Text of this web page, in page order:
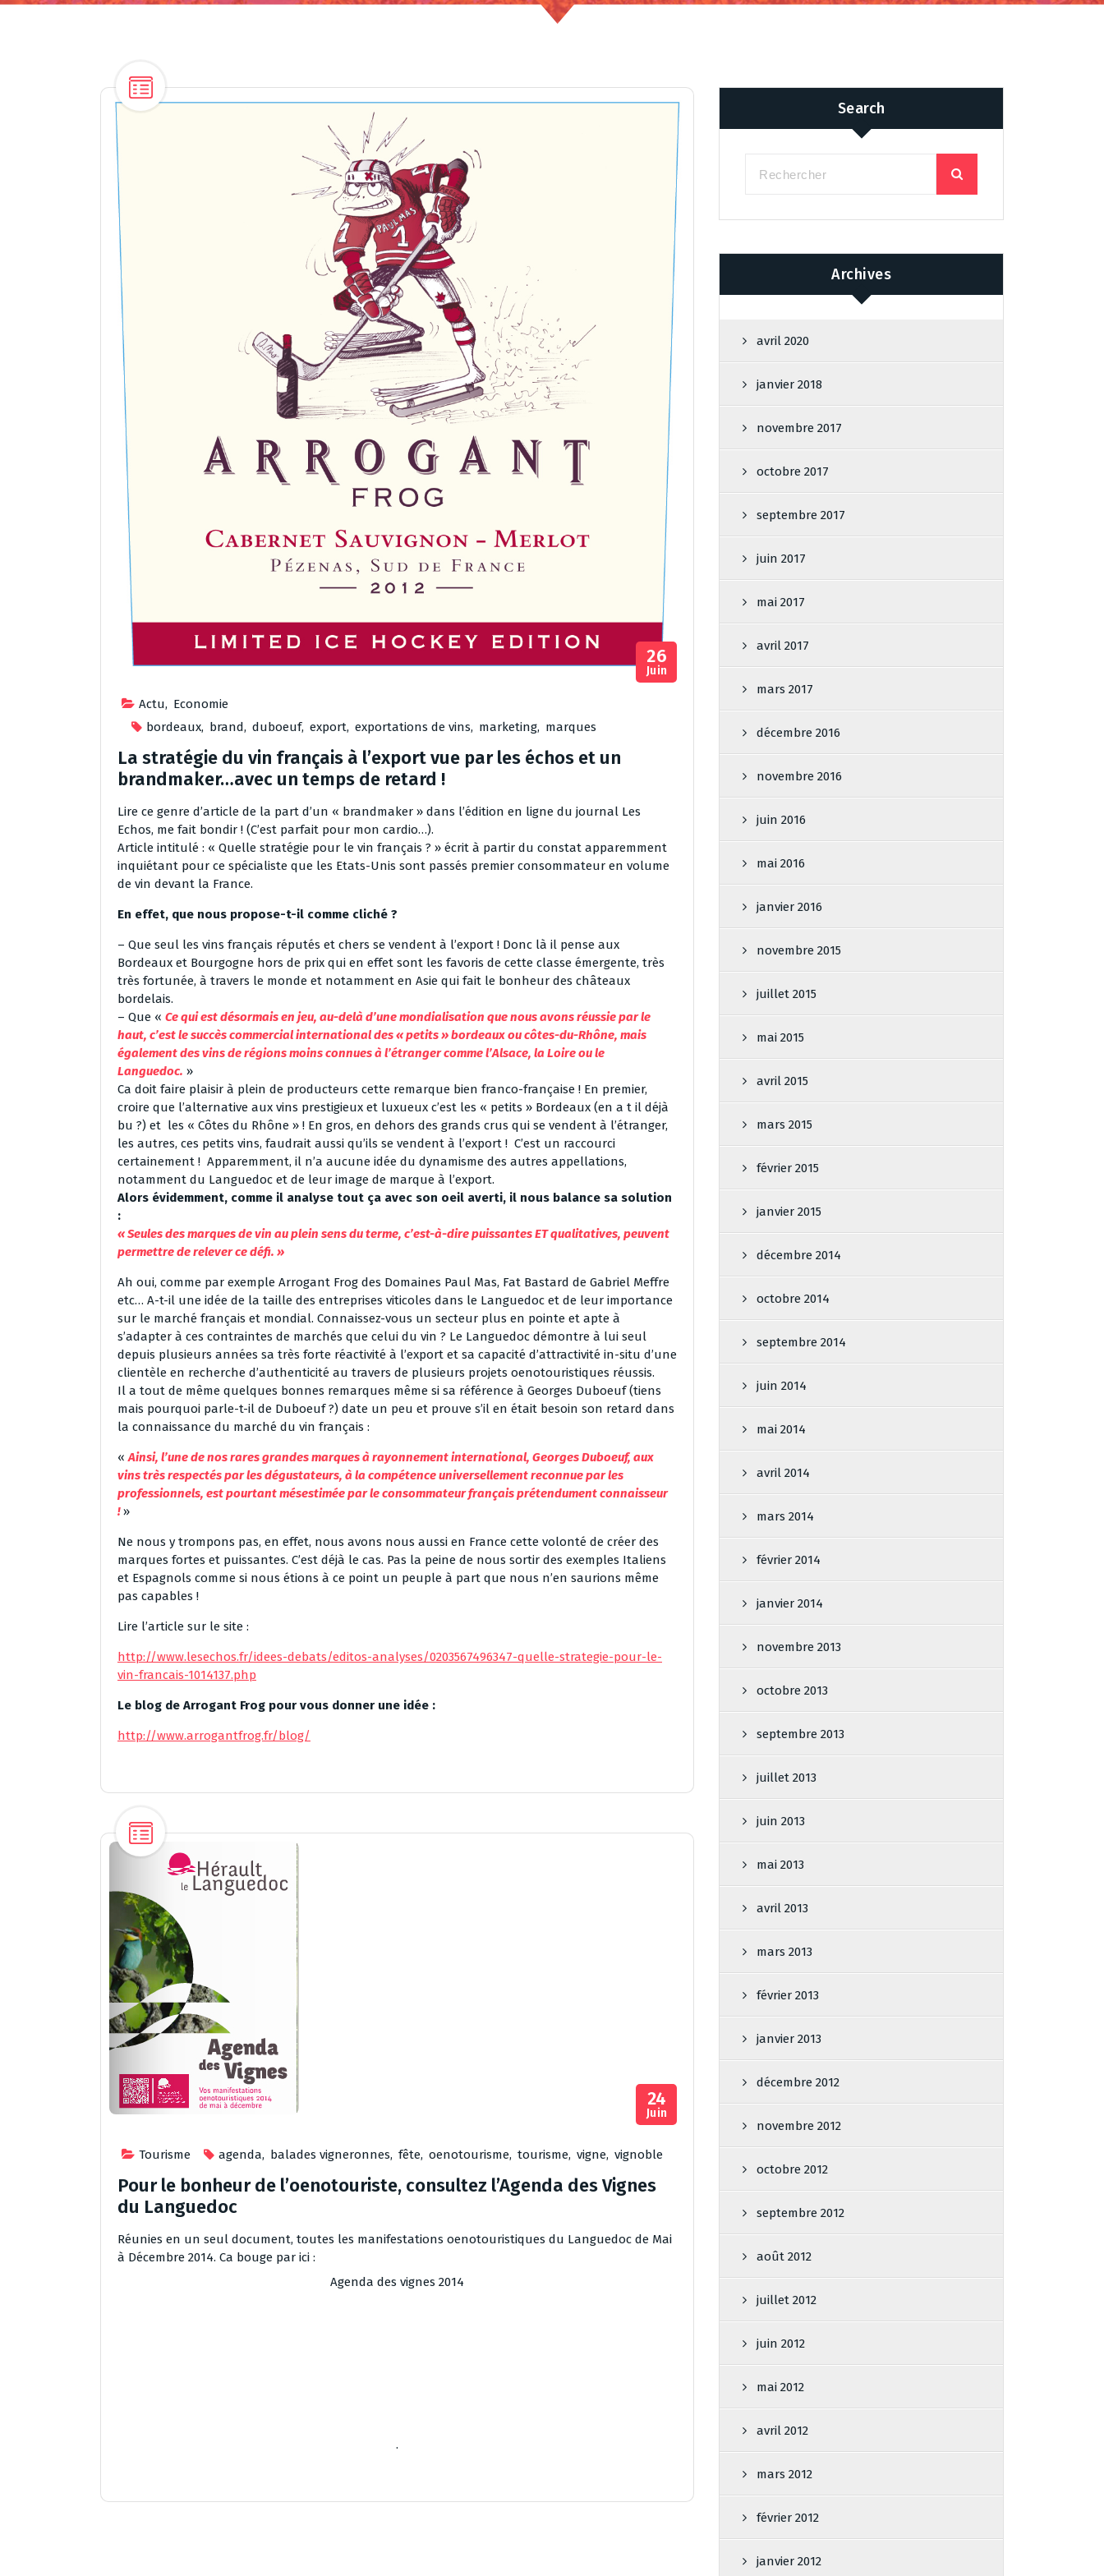
Actu, Economie
bordeaux, brand, duboeuf, export, exportations de vins, marketing, marques
26
Juin
La stratégie du vin français à l’export vue par les échos et un
brandmaker…avec un temps de retard !
Lire ce genre d’article de la part d’un « brandmaker » dans l’édition en ligne du journal Les
Echos, me fait bondir ! (C’est parfait pour mon cardio…).
Article intitulé : « Quelle stratégie pour le vin français ? » écrit à partir du constat apparemment
inquiétant pour ce spécialiste que les Etats-Unis sont passés premier consommateur en volume
de vin devant la France.
En effet, que nous propose-t-il comme cliché ?
– Que seul les vins français réputés et chers se vendent à l’export ! Donc là il pense aux
Bordeaux et Bourgogne hors de prix qui en effet sont les favoris de cette classe émergente, très
très fortunée, à travers le monde et notamment en Asie qui fait le bonheur des châteaux
bordelais.
– Que « Ce qui est désormais en jeu, au-delà d’une mondialisation que nous avons réussie par le
haut, c’est le succès commercial international des « petits » bordeaux ou côtes-du-Rhône, mais
également des vins de régions moins connues à l’étranger comme l’Alsace, la Loire ou le
Languedoc. »
Ca doit faire plaisir à plein de producteurs cette remarque bien franco-française ! En premier,
croire que l’alternative aux vins prestigieux et luxueux c’est les « petits » Bordeaux (en a t il déjà
bu ?) et les « Côtes du Rhône » ! En gros, en dehors des grands crus qui se vendent à l’étranger,
les autres, ces petits vins, faudrait aussi qu’ils se vendent à l’export ! C’est un raccourci
certainement ! Apparemment, il n’a aucune idée du dynamisme des autres appellations,
notamment du Languedoc et de leur image de marque à l’export.
Alors évidemment, comme il analyse tout ça avec son oeil averti, il nous balance sa solution
:
« Seules des marques de vin au plein sens du terme, c’est-à-dire puissantes ET qualitatives, peuvent
permettre de relever ce défi. »
Ah oui, comme par exemple Arrogant Frog des Domaines Paul Mas, Fat Bastard de Gabriel Meffre
etc… A-t-il une idée de la taille des entreprises viticoles dans le Languedoc et de leur importance
sur le marché français et mondial. Connaissez-vous un secteur plus en pointe et apte à
s’adapter à ces contraintes de marchés que celui du vin ? Le Languedoc démontre à lui seul
depuis plusieurs années sa très forte réactivité à l’export et sa capacité d’attractivité in-situ d’une
clientèle en recherche d’authenticité au travers de plusieurs projets oenotouristiques réussis.
Il a tout de même quelques bonnes remarques même si sa référence à Georges Duboeuf (tiens
mais pourquoi parle-t-il de Duboeuf ?) date un peu et prouve s’il en était besoin son retard dans
la connaissance du marché du vin français :
«Ainsi, l’une de nos rares grandes marques à rayonnement international, Georges Duboeuf, aux
vins très respectés par les dégustateurs, à la compétence universellement reconnue par les
professionnels, est pourtant mésestimée par le consommateur français prétendument connaisseur
!»
Ne nous y trompons pas, en effet, nous avons nous aussi en France cette volonté de créer des
marques fortes et puissantes. C’est déjà le cas. Pas la peine de nous sortir des exemples Italiens
et Espagnols comme si nous étions à ce point un peuple à part que nous n’en saurions même
pas capables !
Lire l’article sur le site :
http://www.lesechos.fr/idees-debats/editos-analyses/0203567496347-quelle-strategie-pour-le-
vin-francais-1014137.php
Le blog de Arrogant Frog pour vous donner une idée :
http://www.arrogantfrog.fr/blog/
Tourisme agenda, balades vigneronnes, fête, oenotourisme, tourisme, vigne, vignoble
24
Juin
Pour le bonheur de l’oenotouriste, consultez l’Agenda des Vignes
du Languedoc
Réunies en un seul document, toutes les manifestations oenotouristiques du Languedoc de Mai
à Décembre 2014. Ca bouge par ici :
Agenda des vignes 2014
.
Search
Archives
avril 2020
janvier 2018
novembre 2017
octobre 2017
septembre 2017
juin 2017
mai 2017
avril 2017
mars 2017
décembre 2016
novembre 2016
juin 2016
mai 2016
janvier 2016
novembre 2015
juillet 2015
mai 2015
avril 2015
mars 2015
février 2015
janvier 2015
décembre 2014
octobre 2014
septembre 2014
juin 2014
mai 2014
avril 2014
mars 2014
février 2014
janvier 2014
novembre 2013
octobre 2013
septembre 2013
juillet 2013
juin 2013
mai 2013
avril 2013
mars 2013
février 2013
janvier 2013
décembre 2012
novembre 2012
octobre 2012
septembre 2012
août 2012
juillet 2012
juin 2012
mai 2012
avril 2012
mars 2012
février 2012
janvier 2012